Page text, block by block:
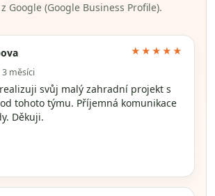
Google (Google Business Profile).
měsíci
★★★★★
svůj malý zahradní projekt s
tohoto týmu. Příjemná komunikace
Děkuji.